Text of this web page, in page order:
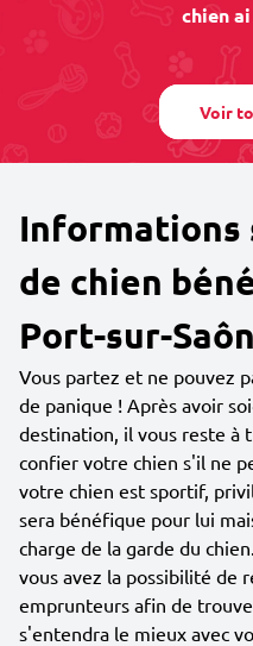
chien
Voir
Informations
de chien
Port-sur-
Vous partez et ne pouvez
de panique ! Après avoir
destination, il vous reste à
confier votre chien s'il ne
votre chien est sportif,
sera bénéfique pour lui
charge de la garde du
vous avez la possibilité de
emprunteurs afin de
s'entendra le mieux avec